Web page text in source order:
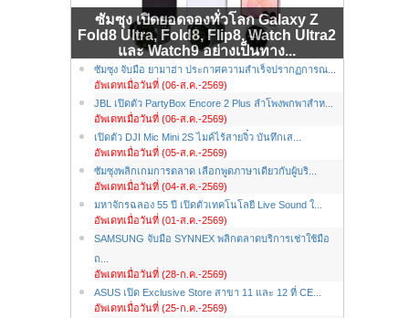
ซัมซุง เปิดยอดจองทั่วโลก Galaxy Z
Fold8 Ultra, Fold8, Flip8, Watch Ultra2
และ Watch9 อย่างเป็นทาง...
ซัมซุง จับมือ ยามาฮ่า ประกาศความสำเร็จปรากฏการณ...
อัพเดทเมื่อวันที่ (06-ส.ค.-2569)
JBL เปิดตัว PartyBox Encore 2 Plus ลำโพงพกพาสำห...
อัพเดทเมื่อวันที่ (06-ส.ค.-2569)
เปิดตัว DJI Mic Mini 2S ไมค์ไร้สายจิ๋ว บันทึกเส...
อัพเดทเมื่อวันที่ (05-ส.ค.-2569)
ซัมซุงพลิกเกมการตลาด เลือกพูดภาษาเดียวกับผู้บริ...
อัพเดทเมื่อวันที่ (04-ส.ค.-2569)
มหาจักรฉลอง 55 ปี เปิดตัวเทคโนโลยี Live Sound ใ...
อัพเดทเมื่อวันที่ (01-ส.ค.-2569)
SAMSUNG จับมือ SYNNEX พลิกตลาดบริการเช่าใช้มือ
ถ...
อัพเดทเมื่อวันที่ (28-ก.ค.-2569)
ASUS เปิด Exclusive Store สาขา 11 และ 12 ที่ CE...
อัพเดทเมื่อวันที่ (25-ก.ค.-2569)